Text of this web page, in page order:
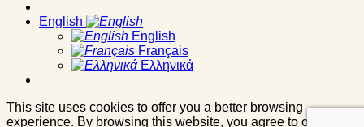
English
English
Français
Ελληνικά
This site uses cookies to offer you a better browsing
experience. By browsing this website, you agree to our use